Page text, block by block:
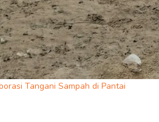
Tangani Sampah di Pantai